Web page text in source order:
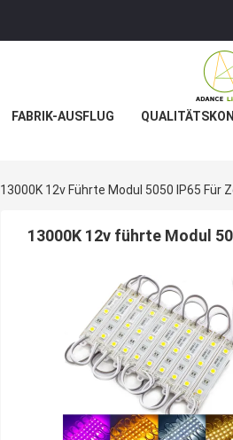
FABRIK-AUSFLUG
13000K 12v Führte Modul 5050 IP65
13000K 12v führte Modul